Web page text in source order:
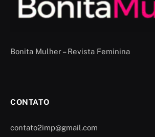
Bonita Mulher – Revista Feminina
CONTATO
contato2imp@gmail.com